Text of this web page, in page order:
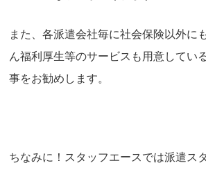
また、各派遣会社毎に社会保険以外に
ん福利厚生等のサービスも用意してい
事をお勧めします。
ちなみに！スタッフエースでは派遣ス